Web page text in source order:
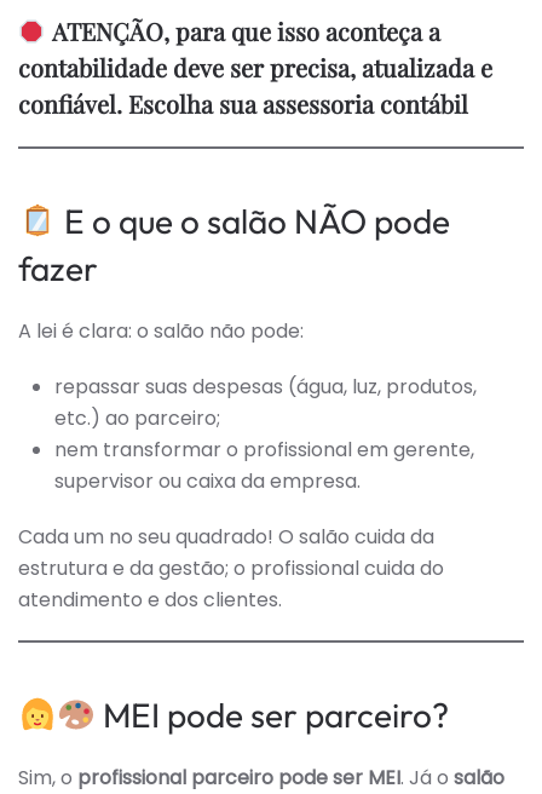
ATENÇÃO, para que isso aconteça a
contabilidade deve ser precisa, atualizada e
confiável. Escolha sua assessoria contábil
E o que o salão NÃO pode
fazer
A lei é clara: o salão não pode:
repassar suas despesas (água, luz, produtos,
etc.) ao parceiro;
nem transformar o profissional em gerente,
supervisor ou caixa da empresa.
Cada um no seu quadrado! O salão cuida da
estrutura e da gestão; o profissional cuida do
atendimento e dos clientes.
MEI pode ser parceiro?
Sim, o profissional parceiro pode ser MEI. Já o salão